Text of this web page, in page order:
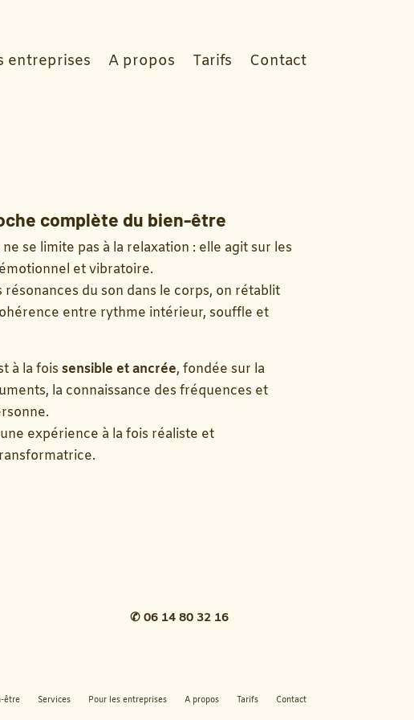
entreprises A propos Tarifs Contact
complète du bien-être
se limite pas à la relaxation : elle agit sur les
et vibratoire.
résonances du son dans le corps, on rétablit
entre rythme intérieur, souffle et
à la fois sensible et ancrée, fondée sur la
la connaissance des fréquences et
expérience à la fois réaliste et
✆ 06 14 80 32 16
être Services Pour les entreprises A propos Tarifs Contact